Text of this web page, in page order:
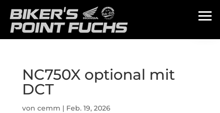
NC750X optional mit
DCT
von cemm | Feb. 19, 2026